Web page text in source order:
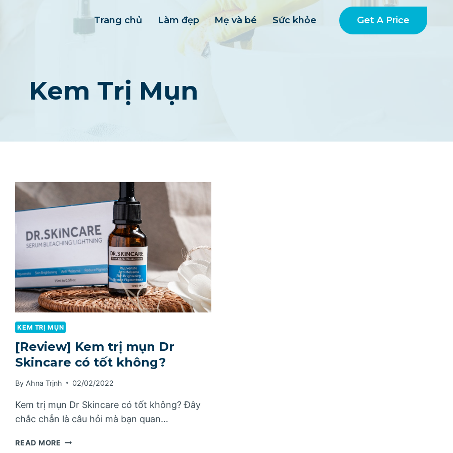
Trang chủ Làm đẹp Mẹ và bé Sức khỏe Get A Price
Kem Trị Mụn
KEM TRỊ MỤN
[Review] Kem trị mụn Dr
Skincare có tốt không?
By Ahna Trịnh 02/02/2022
Kem trị mụn Dr Skincare có tốt không? Đây
chắc chẳn là câu hỏi mà bạn quan…
READ MORE [REVIEW]